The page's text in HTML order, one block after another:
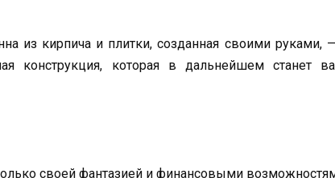
из кирпича и плитки, созданная своими руками,
конструкция, которая в дальнейшем станет
своей фантазией и финансовыми